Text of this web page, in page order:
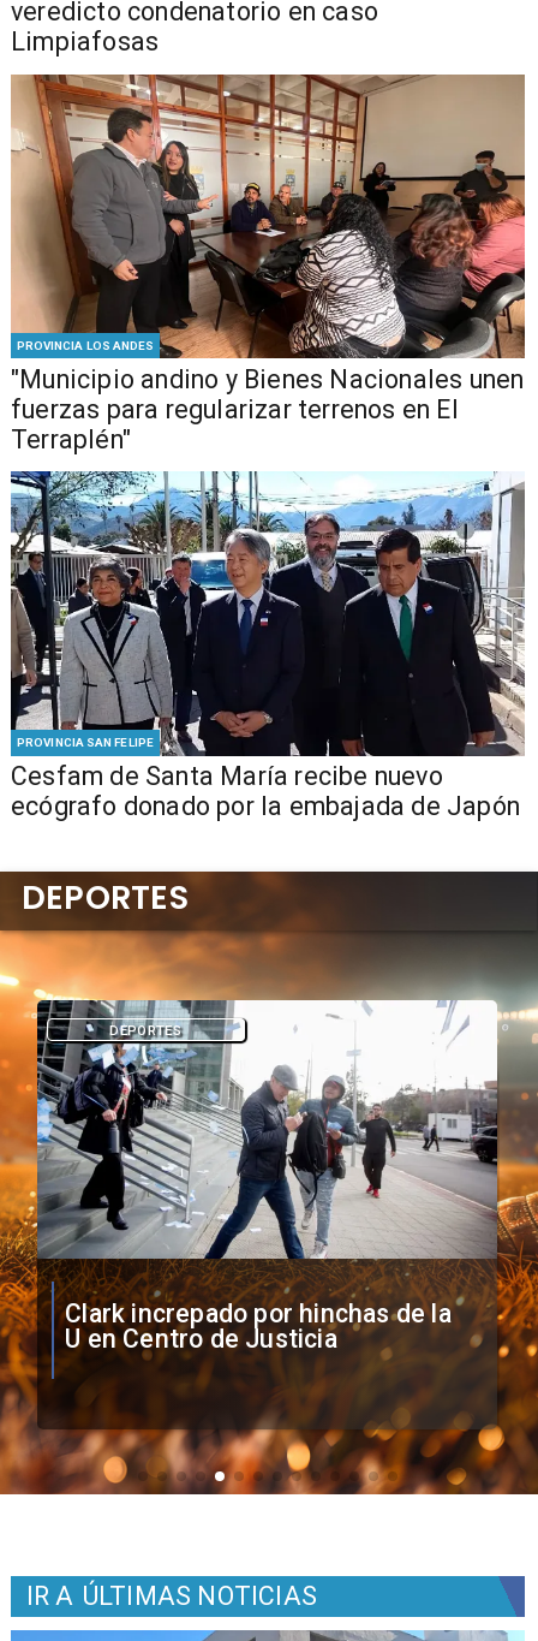
veredicto condenatorio en caso
Limpiafosas
PROVINCIA LOS ANDES
"Municipio andino y Bienes Nacionales unen
fuerzas para regularizar terrenos en El
Terraplén"
PROVINCIA SAN FELIPE
Cesfam de Santa María recibe nuevo
ecógrafo donado por la embajada de Japón
Vozinha firma contrato con Colo
Colo como nuevo arquero
DEPORTES
DEPORTES
IR A ÚLTIMAS NOTICIAS